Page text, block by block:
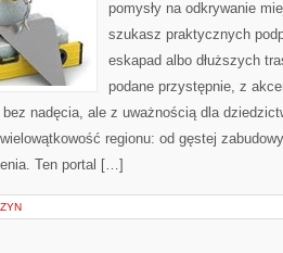
pomysły na odkrywanie
szukasz praktycznych
eskapad albo dłuższych
podane przystępnie, z
nadęcia, ale z uważnością dla
regionu: od gęstej
Ten portal […]